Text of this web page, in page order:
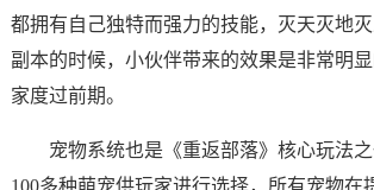
都拥有自己独特而强力的技能，灭天灭地
副本的时候，小伙伴带来的效果是非常明
家度过前期。
宠物系统也是《重返部落》核心玩法之
100多种萌宠供玩家进行选择，所有宠物在